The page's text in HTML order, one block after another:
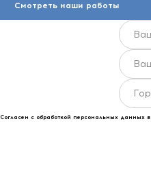
Смотреть наши работы
Согласен с обработкой персональных данных в